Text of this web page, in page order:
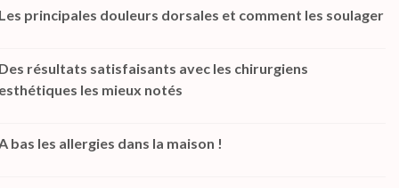
principales douleurs dorsales et comment les soulager
résultats satisfaisants avec les chirurgiens
les mieux notés
bas les allergies dans la maison !